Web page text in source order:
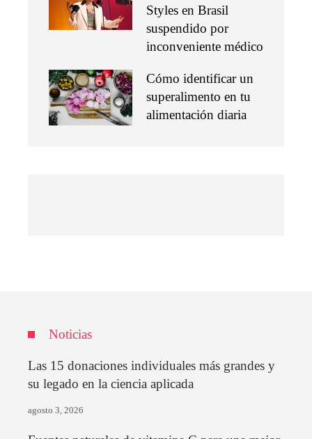
Styles en Brasil
suspendido por
inconveniente médico
Cómo identificar un
superalimento en tu
alimentación diaria
Noticias
Las 15 donaciones individuales más grandes y
su legado en la ciencia aplicada
agosto 3, 2026